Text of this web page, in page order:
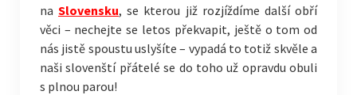
na Slovensku, se kterou již rozjíždíme další obří
věci – nechejte se letos překvapit, ještě o tom od
nás jistě spoustu uslyšíte – vypadá to totiž skvěle a
naši slovenští přátelé se do toho už opravdu obuli
s plnou parou!